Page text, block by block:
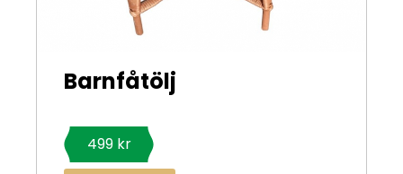
Barnfåtölj
499 kr